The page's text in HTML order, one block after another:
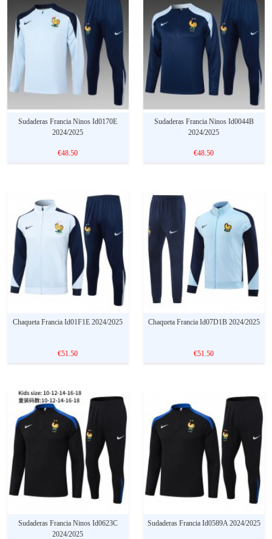
Sudaderas Francia Ninos Id0170E
2024/2025
€48.50
Sudaderas Francia Ninos Id0044B
2024/2025
€48.50
Chaqueta Francia Id01F1E 2024/2025
€51.50
Chaqueta Francia Id07D1B 2024/2025
€51.50
Sudaderas Francia Ninos Id0623C
2024/2025
Sudaderas Francia Id0589A 2024/2025